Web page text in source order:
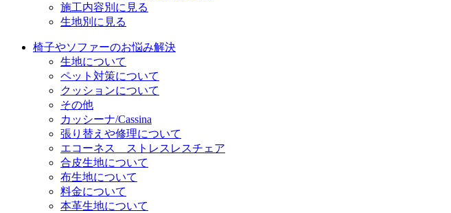
施工内容別に見る
生地別に見る
椅子やソファーのお悩み解決
生地について
ペット対策について
クッションについて
その他
カッシーナ/Cassina
張り替えや修理について
エコーネス ストレスレスチェア
合皮生地について
布生地について
料金について
本革生地について